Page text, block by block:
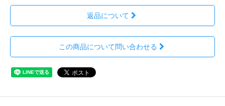
返品について
この商品について問い合わせる